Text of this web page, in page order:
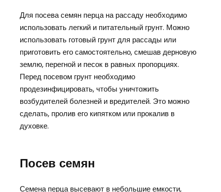
Для посева семян перца на рассаду необходимо
использовать легкий и питательный грунт. Можно
использовать готовый грунт для рассады или
приготовить его самостоятельно, смешав дерновую
землю, перегной и песок в равных пропорциях.
Перед посевом грунт необходимо
продезинфицировать, чтобы уничтожить
возбудителей болезней и вредителей. Это можно
сделать, пролив его кипятком или прокалив в
духовке.
Посев семян
Семена перца высевают в небольшие емкости,